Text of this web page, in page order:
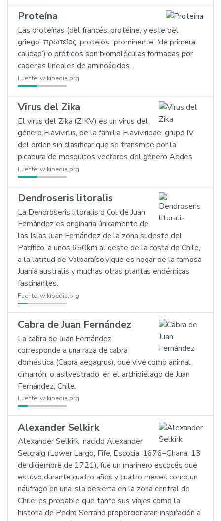
Proteína
Las proteínas (del francés: protéine, y este del
griego' πρωτεῖος, proteios, ‘prominente’, ‘de primera
calidad’) o prótidos son biomoléculas formadas por
cadenas lineales de aminoácidos.
Fuente: wikipedia.org
Virus del Zika
El virus del Zika (ZIKV) es un virus del
género Flavivirus, de la familia Flaviviridae, grupo IV
del orden sin clasificar que se transmite por la
picadura de mosquitos vectores del género Aedes.
Fuente: wikipedia.org
Dendroseris litoralis
La Dendroseris litoralis o Col de Juan
Fernández es originaria únicamente de
las Islas Juan Fernández de la zona sudeste del
Pacífico, a unos 650km al oeste de la costa de Chile,
a la latitud de Valparaíso,y que es hogar de la famosa
Juania australis y muchas otras plantas endémicas
fascinantes.
Fuente: wikipedia.org
Cabra de Juan Fernández
La cabra de Juan Fernández
corresponde a una raza de cabra
doméstica (Capra aegagrus), que vive como animal
cimarrón, o asilvestrado, en el archipiélago de Juan
Fernández, Chile.
Fuente: wikipedia.org
Alexander Selkirk
Alexander Selkirk, nacido Alexander
Selcraig (Lower Largo, Fife, Escocia, 1676–Ghana, 13
de diciembre de 1721), fue un marinero escocés que
estuvo durante cuatro años y cuatro meses como un
náufrago en una isla desierta en la zona central de
Chile; es probable que tanto sus viajes como la
historia de Pedro Serrano proporcionaran inspiración a